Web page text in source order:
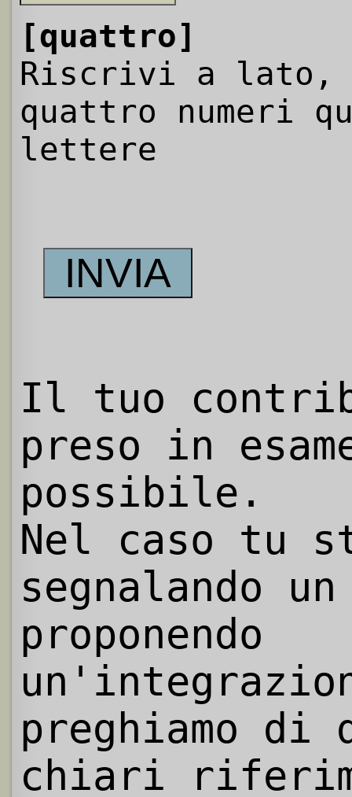
[quattro]
Riscrivi a
quattro numeri
lettere
Il tuo
preso in
possibile.
Nel caso tu
segnalando
proponendo
preghiamo
chiari